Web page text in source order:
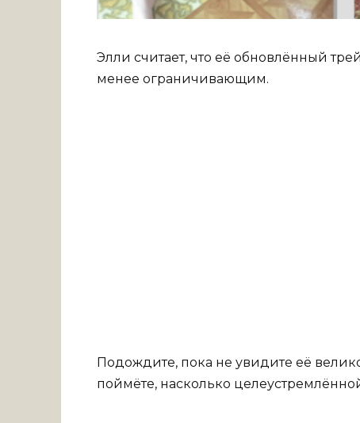
Элли считает, что её обновлённый
менее ограничивающим.
Подождите, пока не увидите её
поймёте, насколько